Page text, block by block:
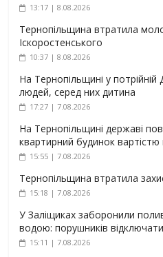
13:17 | 8.08.2026
Тернопільщина втратила
Іскоростенського
10:37 | 8.08.2026
На Тернопільщині у
людей, серед них дитина
17:27 | 7.08.2026
На Тернопільщині державі
квартирний будинок
15:55 | 7.08.2026
Тернопільщина втратила
15:18 | 7.08.2026
У Заліщиках заборонили
водою: порушників
15:11 | 7.08.2026